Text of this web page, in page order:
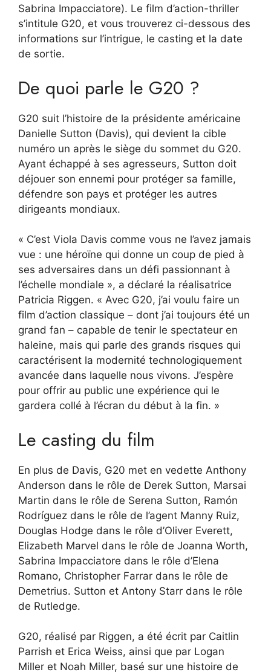
Sabrina Impacciatore). Le film d’action-thriller
s’intitule G20, et vous trouverez ci-dessous des
informations sur l’intrigue, le casting et la date
de sortie.
De quoi parle le G20 ?
G20 suit l’histoire de la présidente américaine
Danielle Sutton (Davis), qui devient la cible
numéro un après le siège du sommet du G20.
Ayant échappé à ses agresseurs, Sutton doit
déjouer son ennemi pour protéger sa famille,
défendre son pays et protéger les autres
dirigeants mondiaux.
« C’est Viola Davis comme vous ne l’avez jamais
vue : une héroïne qui donne un coup de pied à
ses adversaires dans un défi passionnant à
l’échelle mondiale », a déclaré la réalisatrice
Patricia Riggen. « Avec G20, j’ai voulu faire un
film d’action classique – dont j’ai toujours été un
grand fan – capable de tenir le spectateur en
haleine, mais qui parle des grands risques qui
caractérisent la modernité technologiquement
avancée dans laquelle nous vivons. J’espère
pour offrir au public une expérience qui le
gardera collé à l’écran du début à la fin. »
Le casting du film
En plus de Davis, G20 met en vedette Anthony
Anderson dans le rôle de Derek Sutton, Marsai
Martin dans le rôle de Serena Sutton, Ramón
Rodríguez dans le rôle de l’agent Manny Ruiz,
Douglas Hodge dans le rôle d’Oliver Everett,
Elizabeth Marvel dans le rôle de Joanna Worth,
Sabrina Impacciatore dans le rôle d’Elena
Romano, Christopher Farrar dans le rôle de
Demetrius. Sutton et Antony Starr dans le rôle
de Rutledge.
G20, réalisé par Riggen, a été écrit par Caitlin
Parrish et Erica Weiss, ainsi que par Logan
Miller et Noah Miller, basé sur une histoire de